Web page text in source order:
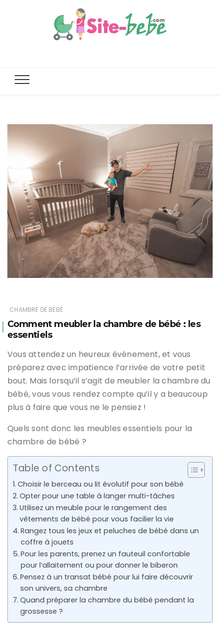
CHAMBRE DE BÉBÉ
Comment meubler la chambre de bébé : les
essentiels
Vous attendez un heureux événement, et vous
préparez avec impatience l’arrivée de votre petit
bout. Mais lorsqu’il s’agit de meubler la chambre du
bébé, vous vous rendez compte qu’il y a beaucoup
plus à faire que vous ne le pensiez !
Quels sont donc les meubles essentiels pour la
chambre de bébé ?
Table of Contents
Choisir le berceau ou lit évolutif pour son bébé
Opter pour une table à langer multi-tâches
Utilisez un meuble pour le rangement des
vêtements de bébé pour vous facilier la vie
Rangez tous les jeux et peluches de bébé dans un
coffre à jouets
Pour les parents, prenez un fauteuil confortable
pour l’allaitement ou pour donner le biberon
Pensez à un transat bébé pour lui faire découvrir
son univers, sa chambre
Quand préparer la chambre du bébé pendant la
grossesse ?